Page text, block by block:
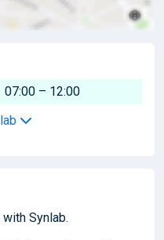
07:00 – 12:00
with Synlab.